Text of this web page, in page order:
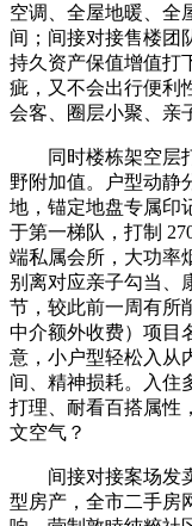
空调、全屋地暖、全
间；间接对接售楼团
持久资产保值增值打
疵，又不会出行便利
会客、圈层小聚、亲
同时楼栋架空层打
野附加值。户型动静
地，锚定地盘专属印
于第一梯队，打制
端私属会所，大功率
别离对应亲子勾当、
节，较此前一周有所
中介额外收费）项目
意，小户型轻松入从
间、精神损耗。入住
打理、耐看百搭属性
文空气？
间接对接案场发卖
型房产，全市二手房